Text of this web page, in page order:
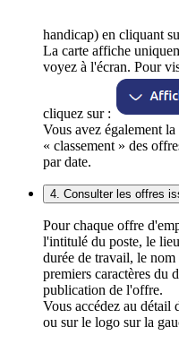
handicap) en cliquant
La carte affiche
voyez à l'écran. Pour
cliquez sur :
Vous avez également
« classement » des
par date.
4. Consulter les offres
Pour chaque offre
l'intitulé du poste, le
durée de travail, le
premiers caractères du
publication de l'offre.
Vous accédez au
ou sur le logo sur la